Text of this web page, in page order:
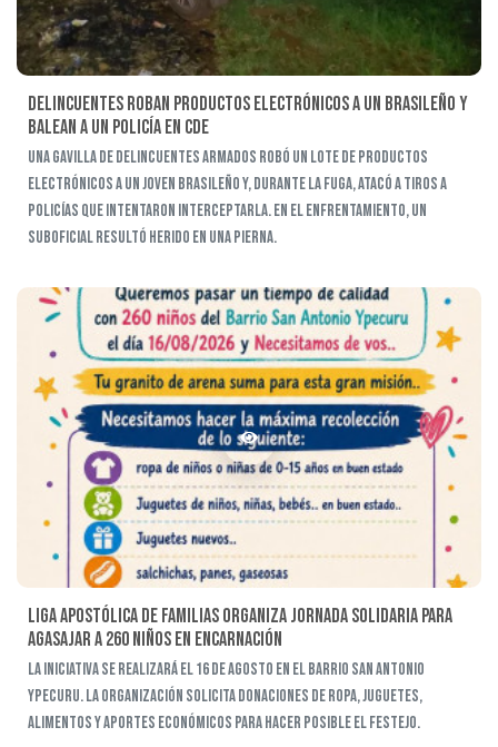
Delincuentes roban productos electrónicos a un brasileño y
balean a un policía en CDE
Una gavilla de delincuentes armados robó un lote de productos
electrónicos a un joven brasileño y, durante la fuga, atacó a tiros a
policías que intentaron interceptarla. En el enfrentamiento, un
suboficial resultó herido en una pierna.
Liga Apostólica de Familias organiza jornada solidaria para
agasajar a 260 niños en Encarnación
La iniciativa se realizará el 16 de agosto en el barrio San Antonio
Ypecuru. La organización solicita donaciones de ropa, juguetes,
alimentos y aportes económicos para hacer posible el festejo.